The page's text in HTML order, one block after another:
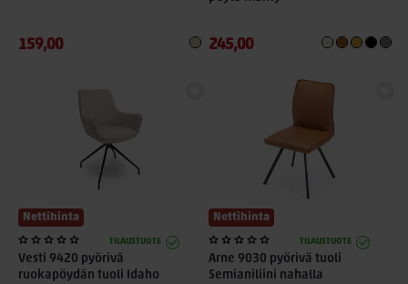
159,00 245,00
Nettihinta
TILAUSTUOTE
Vesti 9420 pyörivä
ruokapöydän tuoli Idaho
Nettihinta
TILAUSTUOTE
Arne 9030 pyörivä tuoli
Semianiliini nahalla